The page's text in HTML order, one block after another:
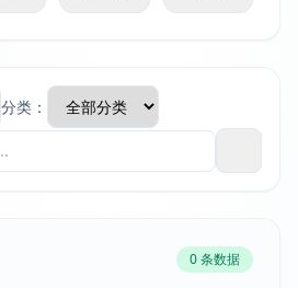
分类：
0 条数据